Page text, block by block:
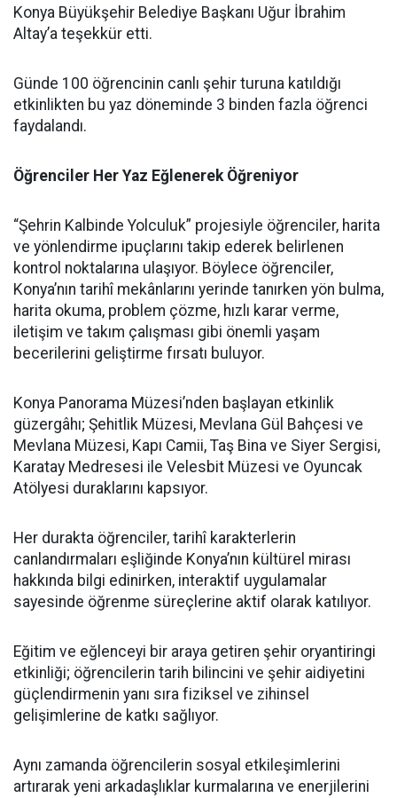
Konya Büyükşehir Belediye Başkanı Uğur İbrahim
Altay’a teşekkür etti.
Günde 100 öğrencinin canlı şehir turuna katıldığı
etkinlikten bu yaz döneminde 3 binden fazla öğrenci
faydalandı.
Öğrenciler Her Yaz Eğlenerek Öğreniyor
“Şehrin Kalbinde Yolculuk” projesiyle öğrenciler, harita
ve yönlendirme ipuçlarını takip ederek belirlenen
kontrol noktalarına ulaşıyor. Böylece öğrenciler,
Konya’nın tarihî mekânlarını yerinde tanırken yön bulma,
harita okuma, problem çözme, hızlı karar verme,
iletişim ve takım çalışması gibi önemli yaşam
becerilerini geliştirme fırsatı buluyor.
Konya Panorama Müzesi’nden başlayan etkinlik
güzergâhı; Şehitlik Müzesi, Mevlana Gül Bahçesi ve
Mevlana Müzesi, Kapı Camii, Taş Bina ve Siyer Sergisi,
Karatay Medresesi ile Velesbit Müzesi ve Oyuncak
Atölyesi duraklarını kapsıyor.
Her durakta öğrenciler, tarihî karakterlerin
canlandırmaları eşliğinde Konya’nın kültürel mirası
hakkında bilgi edinirken, interaktif uygulamalar
sayesinde öğrenme süreçlerine aktif olarak katılıyor.
Eğitim ve eğlenceyi bir araya getiren şehir oryantiringi
etkinliği; öğrencilerin tarih bilincini ve şehir aidiyetini
güçlendirmenin yanı sıra fiziksel ve zihinsel
gelişimlerine de katkı sağlıyor.
Aynı zamanda öğrencilerin sosyal etkileşimlerini
artırarak yeni arkadaşlıklar kurmalarına ve enerjilerini